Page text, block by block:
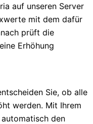
auf unseren Server
mit dem dafür
prüft die
Erhöhung
Sie, ob alle
werden. Mit Ihrem
den